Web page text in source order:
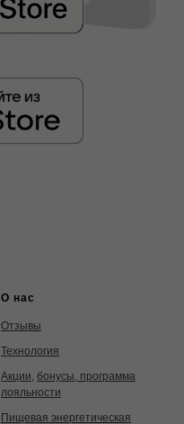
О нас
Отзывы
Технология
Акции, бонусы, программа
лояльности
Пищевая энергетическая